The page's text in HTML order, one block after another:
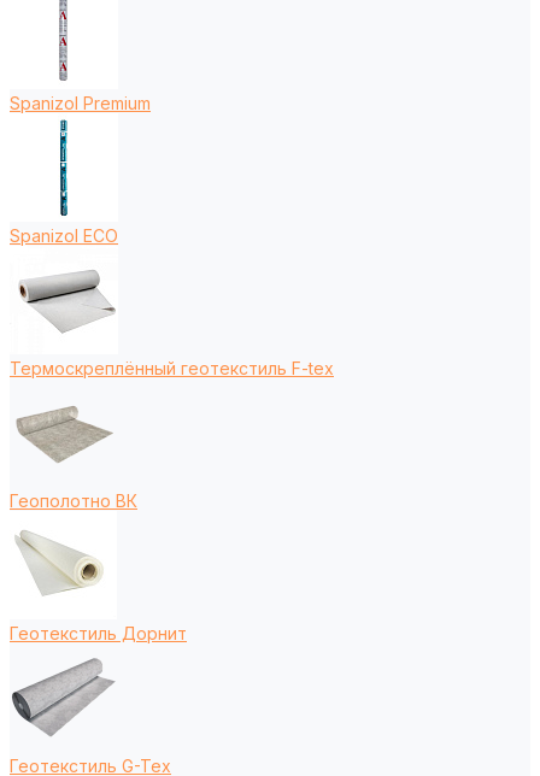
Spanizol Premium
Spanizol ECO
Термоскреплённый геотекстиль F-tex
Геополотно ВК
Геотекстиль Дорнит
Геотекстиль G-Tex